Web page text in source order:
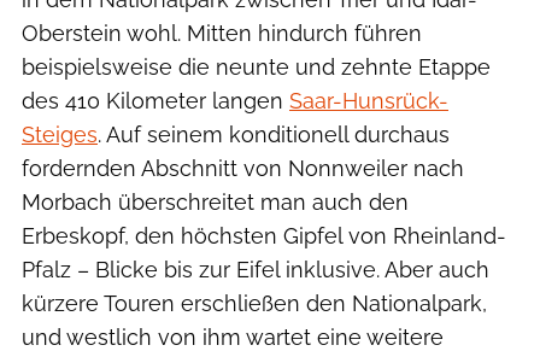
Oberstein wohl. Mitten hindurch führen
beispielsweise die neunte und zehnte Etappe
des 410 Kilometer langen Saar-Hunsrück-
Steiges. Auf seinem konditionell durchaus
fordernden Abschnitt von Nonnweiler nach
Morbach überschreitet man auch den
Erbeskopf, den höchsten Gipfel von Rheinland-
Pfalz – Blicke bis zur Eifel inklusive. Aber auch
kürzere Touren erschließen den Nationalpark,
und westlich von ihm wartet eine weitere